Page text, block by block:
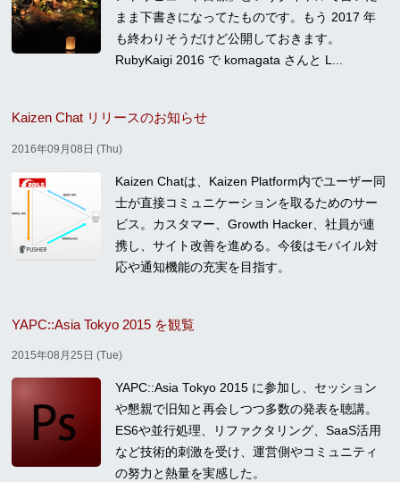
まま下書きになってたものです。もう 2017 年
も終わりそうだけど公開しておきます。
RubyKaigi 2016 で komagata さんと L...
Kaizen Chat リリースのお知らせ
2016年09月08日 (Thu)
Kaizen Chatは、Kaizen Platform内でユーザー同
士が直接コミュニケーションを取るためのサー
ビス。カスタマー、Growth Hacker、社員が連
携し、サイト改善を進める。今後はモバイル対
応や通知機能の充実を目指す。
YAPC::Asia Tokyo 2015 を観覧
2015年08月25日 (Tue)
YAPC::Asia Tokyo 2015 に参加し、セッション
や懇親で旧知と再会しつつ多数の発表を聴講。
ES6や並行処理、リファクタリング、SaaS活用
など技術的刺激を受け、運営側やコミュニティ
の努力と熱量を実感した。